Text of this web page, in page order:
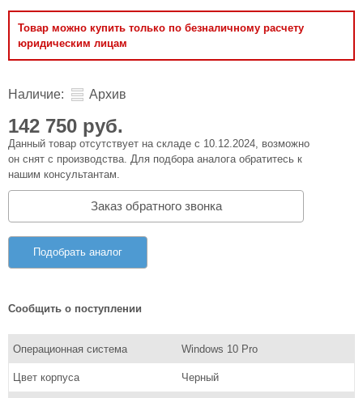
Товар можно купить только по безналичному расчету
юридическим лицам
Наличие: Архив
142 750 руб.
Данный товар отсутствует на складе с 10.12.2024, возможно
он снят с производства. Для подбора аналога обратитесь к
нашим консультантам.
Заказ обратного звонка
Подобрать аналог
Сообщить о поступлении
Операционная система Windows 10 Pro
Цвет корпуса Черный